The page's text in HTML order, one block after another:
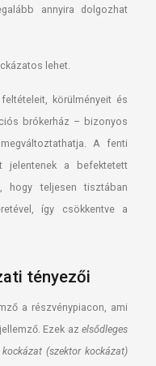
annyira dolgozhat
lehet.
körülményeit és
brókerház – bizonyos
A fenti
jelentenek a befektetett
hogy teljesen tisztában
így csökkentve a
tényezői
a részvénypiacon, ami
Ezek az elsődleges
(szektor kockázat)